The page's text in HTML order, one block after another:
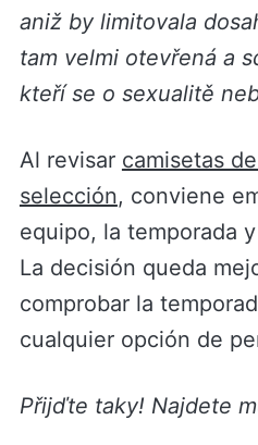
aniž by limitovala
tam velmi otevřená a
kteří se o sexualitě
Al revisar camisetas
selección, conviene
equipo, la temporada
La decisión queda
comprobar la
cualquier opción de
Přijďte taky! Najdete